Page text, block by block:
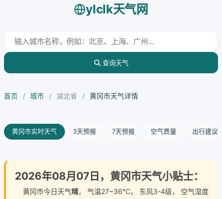
ylclk天气网
查询天气
首页 / 城市 / 湖北省 / 黄冈市天气详情
黄冈市实时天气 3天预报 7天预报 空气质量 出行建议
2026年08月07日，黄冈市天气小贴士：
黄冈市今日天气晴， 气温27~36℃， 东风3-4级， 空气湿度